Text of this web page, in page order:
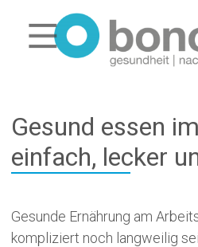
Gesund essen
einfach, lecker
Gesunde Ernährung am
kompliziert noch langweilig